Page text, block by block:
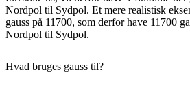
Nordpol til Sydpol. Et mere realistisk
gauss på 11700, som derfor have 11700
Nordpol til Sydpol.
Hvad bruges gauss til?​